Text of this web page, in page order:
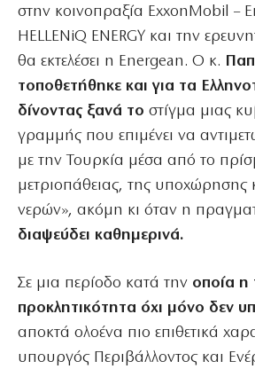
στην κοινοπραξία ExxonMobil –
HELLENiQ ENERGY και την
θα εκτελέσει η Energean. Ο κ.
τοποθετήθηκε και για τα
δίνοντας ξανά το στίγμα μιας
γραμμής που επιμένει να
με την Τουρκία μέσα από το
μετριοπάθειας, της υποχώρησης
νερών», ακόμη κι όταν η
διαψεύδει καθημερινά.
Σε μια περίοδο κατά την οποία η
προκλητικότητα όχι μόνο δεν
αποκτά ολοένα πιο επιθετικά
υπουργός Περιβάλλοντος και